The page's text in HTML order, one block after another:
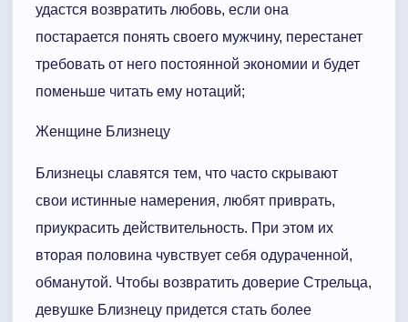
удастся возвратить любовь, если она
постарается понять своего мужчину, перестанет
требовать от него постоянной экономии и будет
поменьше читать ему нотаций;
Женщине Близнецу
Близнецы славятся тем, что часто скрывают
свои истинные намерения, любят приврать,
приукрасить действительность. При этом их
вторая половина чувствует себя одураченной,
обманутой. Чтобы возвратить доверие Стрельца,
девушке Близнецу придется стать более